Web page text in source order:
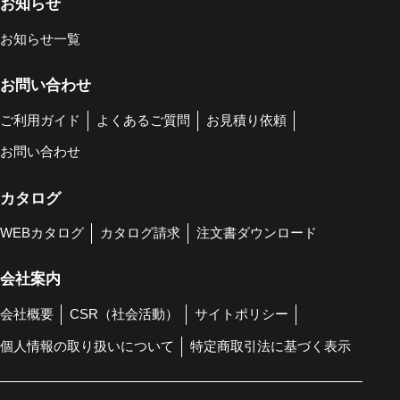
お知らせ
お知らせ一覧
お問い合わせ
ご利用ガイド よくあるご質問 お見積り依頼
お問い合わせ
カタログ
WEBカタログ カタログ請求 注文書ダウンロード
会社案内
会社概要 CSR（社会活動） サイトポリシー
個人情報の取り扱いについて 特定商取引法に基づく表示